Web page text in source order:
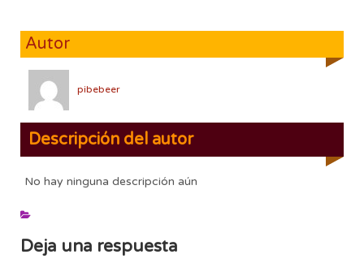
Autor
pibebeer
Descripción del autor
No hay ninguna descripción aún
Deja una respuesta